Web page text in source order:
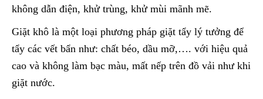
không dẫn điện, khử trùng, khử mùi mãnh mẽ.
Giặt khô là một loại phương pháp giặt tẩy lý tưởng để
tẩy các vết bẩn như: chất béo, dầu mỡ,…. với hiệu quả
cao và không làm bạc màu, mất nếp trên đồ vải như khi
giặt nước.